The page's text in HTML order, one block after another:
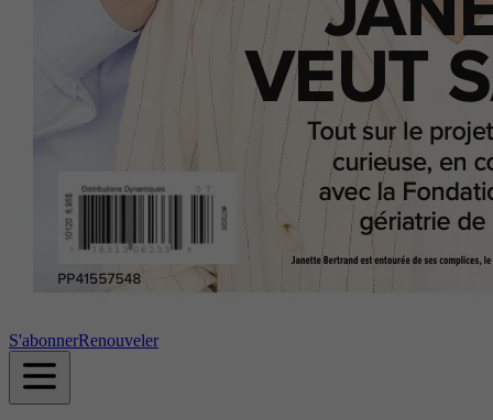
S'abonnerRenouveler